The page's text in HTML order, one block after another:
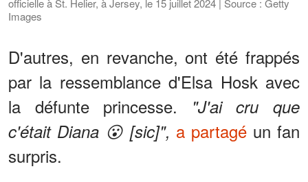
officielle à St. Helier, à Jersey, le 15 juillet 2024 | Source : Getty
Images
D'autres, en revanche, ont été frappés
par la ressemblance d'Elsa Hosk avec
la défunte princesse.
"J'ai cru que
c'était Diana 😮 [sic]", a partagé un fan
surpris.